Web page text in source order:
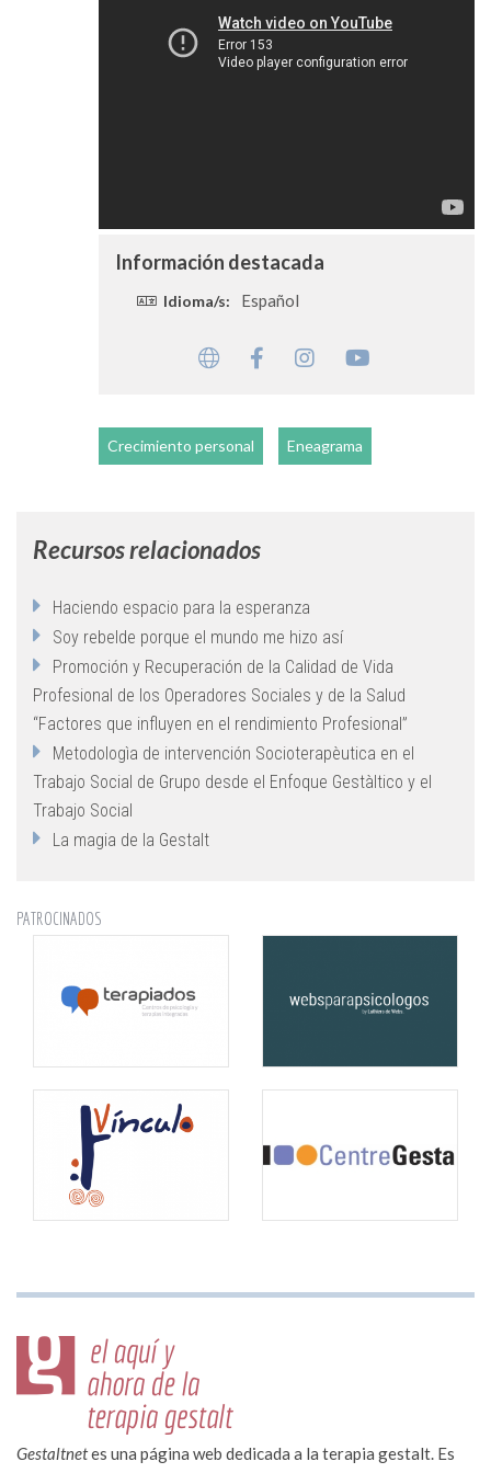
Información destacada
Idioma/s: Español
Crecimiento personal Eneagrama
Recursos relacionados
Haciendo espacio para la esperanza
Soy rebelde porque el mundo me hizo así
Promoción y Recuperación de la Calidad de Vida
Profesional de los Operadores Sociales y de la Salud
“Factores que influyen en el rendimiento Profesional”
Metodologìa de intervención Socioterapèutica en el
Trabajo Social de Grupo desde el Enfoque Gestàltico y el
Trabajo Social
La magia de la Gestalt
PATROCINADOS
Gestaltnetes una página web dedicada a la terapia gestalt. Es